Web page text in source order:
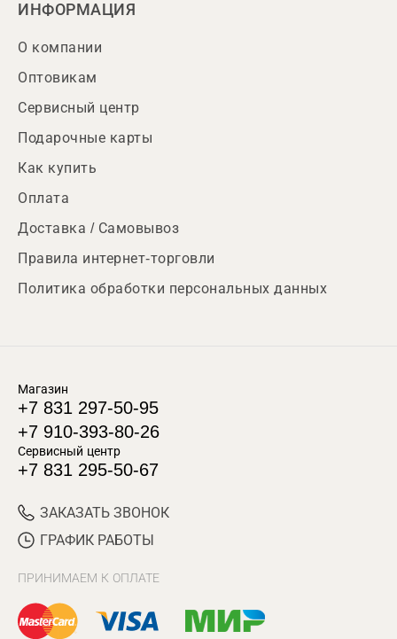
ИНФОРМАЦИЯ
О компании
Оптовикам
Сервисный центр
Подарочные карты
Как купить
Оплата
Доставка / Самовывоз
Правила интернет-торговли
Политика обработки персональных данных
Магазин
+7 831 297-50-95
+7 910-393-80-26
Сервисный центр
+7 831 295-50-67
ЗАКАЗАТЬ ЗВОНОК
ГРАФИК РАБОТЫ
ПРИНИМАЕМ К ОПЛАТЕ